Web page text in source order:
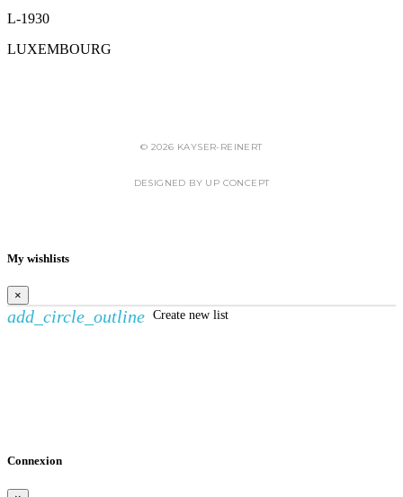
L-1930
LUXEMBOURG
© 2026 KAYSER-REINERT
DESIGNED BY UP CONCEPT
My wishlists
×
add_circle_outline Create new list
Connexion